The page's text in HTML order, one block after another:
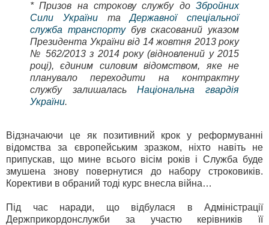
* Призов на строкову службу до Збройних
Сили УкраїнитаДержавної спеціальної
служба транспортубув скасований указом
Президента України від 14 жовтня 2013 року
№ 562/2013 з 2014 року (відновлений у 2015
році), єдиним силовим відомством, яке не
планувало переходити на контрактну
службу залишаласьНаціональна гвардія
України.
Відзначаючи це як позитивний крок у реформуванні
відомства за європейським зразком, ніхто навіть не
припускав, що мине всього вісім років і Служба буде
змушена знову повернутися до набору строковиків.
Корективи в обраний тоді курс внесла війна…
Під час наради, що відбулася в Адміністрації
Держприкордонслужби за участю керівників її